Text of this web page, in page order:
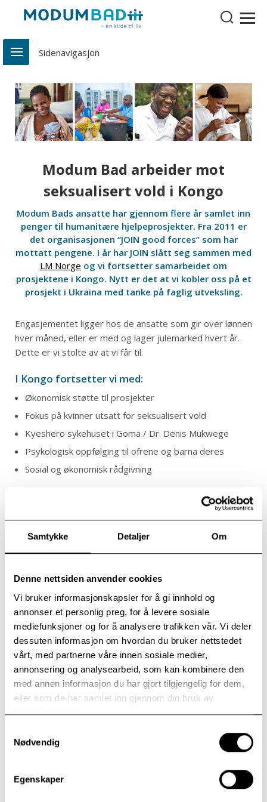
Samtykke Detaljer Om
Denne nettsiden anvender cookies
Vi bruker informasjonskapsler for å gi innhold og
annonser et personlig preg, for å levere sosiale
mediefunksjoner og for å analysere trafikken vår. Vi deler
dessuten informasjon om hvordan du bruker nettstedet
vårt, med partnerne våre innen sosiale medier,
annonsering og analysearbeid, som kan kombinere den
med annen informasjon du har gjort tilgjengelig for dem,
eller som de har samlet inn gjennom din bruk av
tjenestene deres.
Nødvendig
Egenskaper
Modum Bad arbeider mot
seksualisert vold i Kongo
Modum Bads ansatte har gjennom flere år samlet inn
penger til humanitære hjelpeprosjekter. Fra 2011 er
det organisasjonen “JOIN good forces” som har
mottatt pengene. I år har JOIN slått seg sammen med
LM Norge og vi fortsetter samarbeidet om
prosjektene i Kongo. Nytt er det at vi kobler oss på et
prosjekt i Ukraina med tanke på faglig utveksling.
Engasjementet ligger hos de ansatte som gir over lønnen
hver måned, eller er med og lager julemarked hvert år.
Dette er vi stolte av at vi får til.
I Kongo fortsetter vi med:
Økonomisk støtte til prosjekter
Fokus på kvinner utsatt for seksualisert vold
Kyeshero sykehuset i Goma / Dr. Denis Mukwege
Psykologisk oppfølging til ofrene og barna deres
Sosial og økonomisk rådgivning
Traumebehandling
Gruppeterapi
Samarbeid & dialog
Vi jobber tett sammen med LM Norge og har faste
møter hvor vi går gjennom utviklingen i prosjektene, vårt
samarbeid og kommende aktiviteter.
Ønsker du også å støtte Modum Bad og LM